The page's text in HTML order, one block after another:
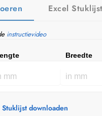
Excel
instructievideo
Breedte
Stuklijst downloaden